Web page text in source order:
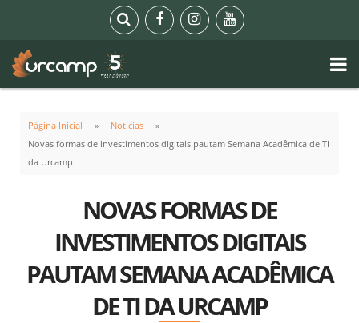
Página Inicial
Notícias
Novas formas de investimentos digitais pautam Semana Acadêmica de TI
da Urcamp
NOVAS FORMAS DE
INVESTIMENTOS DIGITAIS
PAUTAM SEMANA ACADÊMICA
DE TI DA URCAMP